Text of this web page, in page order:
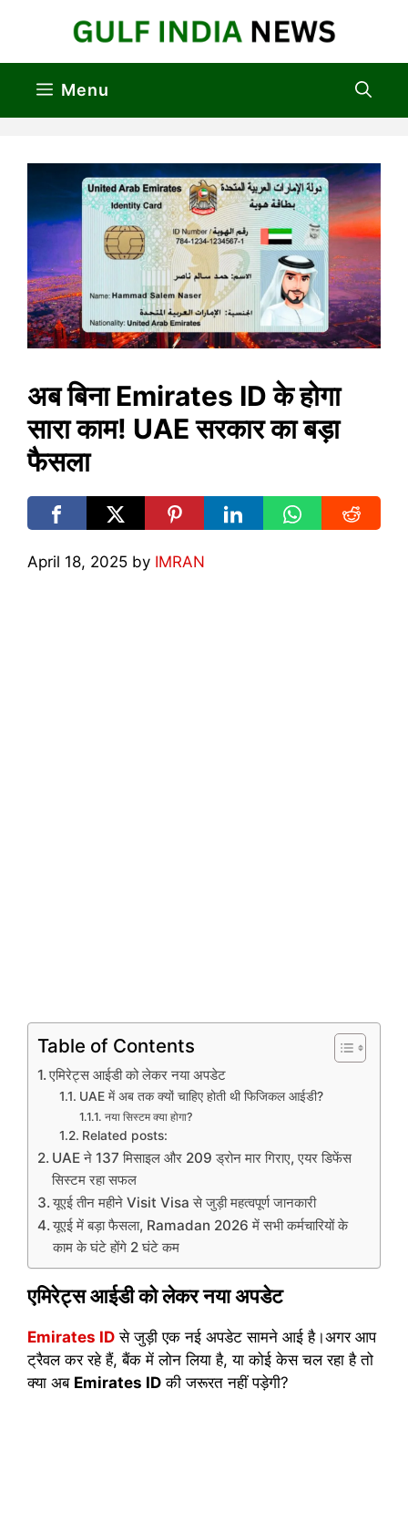
Menu
अब बिना Emirates ID के होगा
सारा काम! UAE सरकार का बड़ा
फैसला
April 18, 2025 by IMRAN
Table of Contents
एमिरेट्स आईडी को लेकर नया अपडेट
UAE में अब तक क्यों चाहिए होती थी फिजिकल आईडी?
नया सिस्टम क्या होगा?
Related posts:
UAE ने 137 मिसाइल और 209 ड्रोन मार गिराए, एयर डिफेंस
सिस्टम रहा सफल
यूएई तीन महीने Visit Visa से जुड़ी महत्वपूर्ण जानकारी
यूएई में बड़ा फैसला, Ramadan 2026 में सभी कर्मचारियों के
काम के घंटे होंगे 2 घंटे कम
एमिरेट्स आईडी को लेकर नया अपडेट
Emirates ID से जुड़ी एक नई अपडेट सामने आई है।अगर आप
ट्रैवल कर रहे हैं, बैंक में लोन लिया है, या कोई केस चल रहा है तो
क्या अब Emirates ID की जरूरत नहीं पड़ेगी?